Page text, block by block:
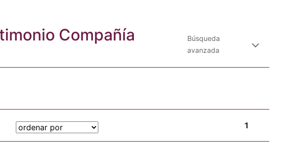
Compañía
Búsqueda
avanzada
1